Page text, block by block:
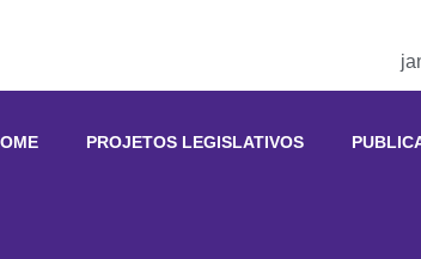
PROJETOS LEGISLATIVOS